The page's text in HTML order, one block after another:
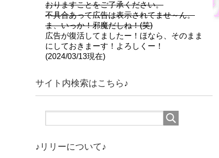
おりますことをご了承ください。
不具合あって広告は表示されてませ～ん。
ま、いっか！邪魔だしね！(笑)
広告が復活してましたー！ほなら、そのまま
にしておきまーす！よろしくー！
(2024/03/13現在)
サイト内検索はこちら♪
♪リリーについて♪